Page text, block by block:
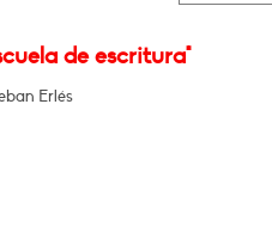
de escritura"
Erlés